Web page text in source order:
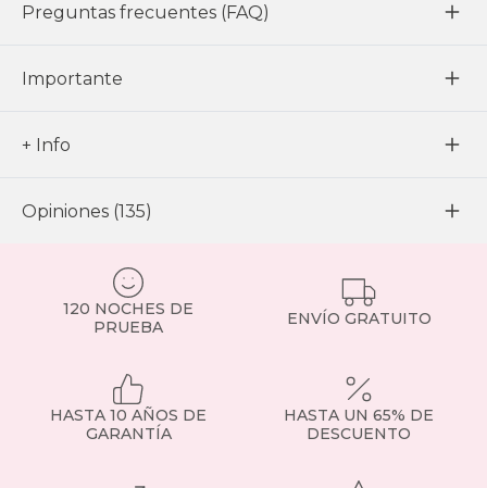
Preguntas frecuentes (FAQ)
Importante
+ Info
Opiniones (135)
120 NOCHES DE
PRUEBA
ENVÍO GRATUITO
HASTA 10 AÑOS DE
GARANTÍA
HASTA UN 65% DE
DESCUENTO